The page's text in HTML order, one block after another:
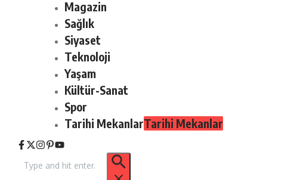
Magazin
Sağlık
Siyaset
Teknoloji
Yaşam
Kültür-Sanat
Spor
Tarihi MekanlarTarihi Mekanlar